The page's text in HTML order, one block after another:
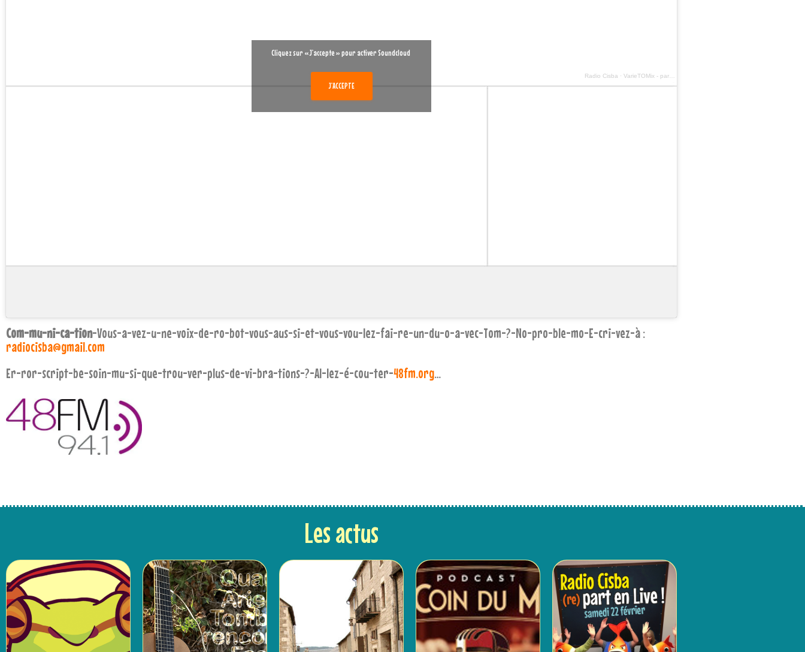
Radio Cisba ·VarieTOMix - par DJ Tom
Cliquez sur « J’accepte » pour activer Soundcloud
J’ACCEPTE
Com-mu-ni-ca-tion-Vous-a-vez-u-ne-voix-de-ro-bot-vous-aus-si-et-vous-vou-lez-fai-re-un-du-o-a-vec-Tom-?-No-pro-ble-mo-E-cri-vez-à :
radiocisba@gmail.com
Er-ror-script-be-soin-mu-si-que-trou-ver-plus-de-vi-bra-tions-?-Al-lez-é-cou-ter-48fm.org…
Les actus